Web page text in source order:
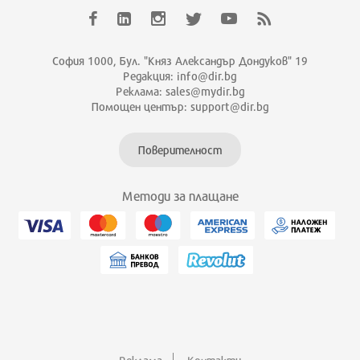
София 1000, Бул. "Княз Александър Дондуков" 19
Редакция: info@dir.bg
Реклама: sales@mydir.bg
Помощен център: support@dir.bg
Поверителност
Методи за плащане